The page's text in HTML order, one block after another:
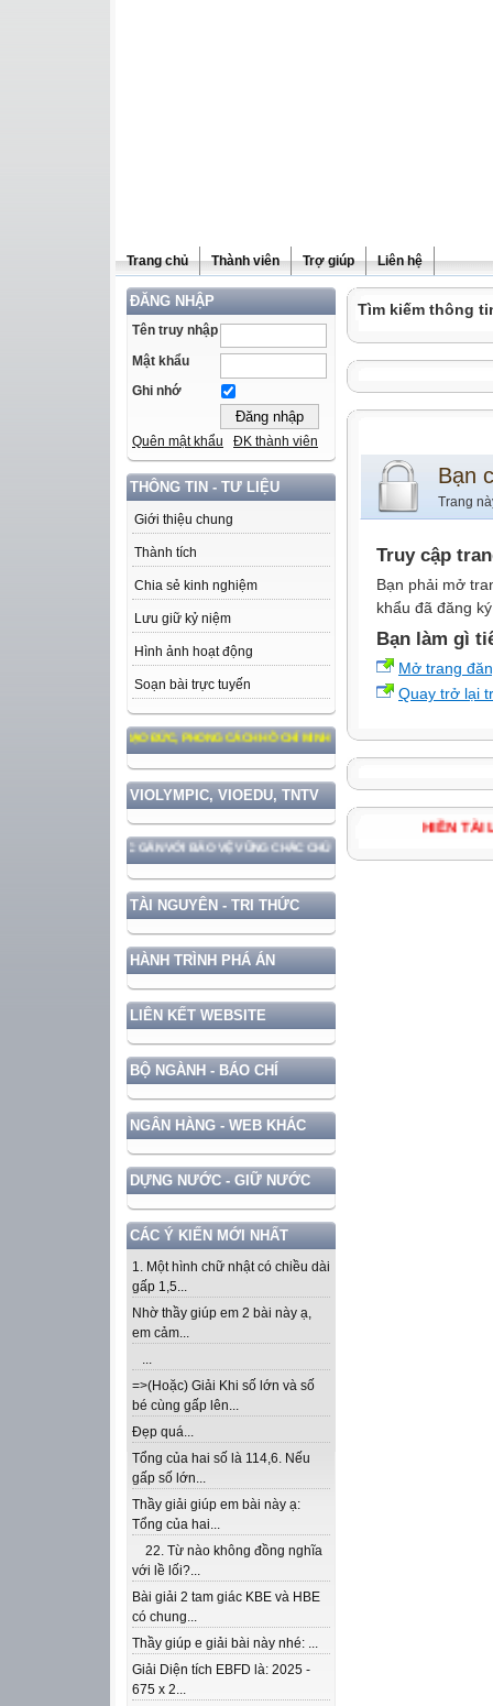
Trang chủ Thành viên Trợ giúp Liên hệ
ĐĂNG NHẬP
Tên truy nhập
Mật khẩu
Ghi nhớ
Quên mật khẩu ĐK thành viên
THÔNG TIN - TƯ LIỆU
Giới thiệu chung
Thành tích
Chia sẻ kinh nghiệm
Lưu giữ kỷ niệm
Hình ảnh hoạt động
Soạn bài trực tuyến
TƯ TƯỞNG, ĐẠO ĐỨC, PHONG CÁCH HỒ CHÍ MINH
VIOLYMPIC, VIOEDU, TNTV
TRIỂN ĐẤT NƯỚC GẮN VỚI BẢO VỆ VỮNG CHẮC CHỦ QUYỀN VÀ ĐỘC LẬP DÂN TỘC!
TÀI NGUYÊN - TRI THỨC
HÀNH TRÌNH PHÁ ÁN
LIÊN KẾT WEBSITE
BỘ NGÀNH - BÁO CHÍ
NGÂN HÀNG - WEB KHÁC
DỰNG NƯỚC - GIỮ NƯỚC
CÁC Ý KIẾN MỚI NHẤT
1. Một hình chữ nhật có chiều dài
gấp 1,5...
Nhờ thầy giúp em 2 bài này ạ,
em cảm...
...
=>(Hoặc) Giải Khi số lớn và số
bé cùng gấp lên...
Đẹp quá...
Tổng của hai số là 114,6. Nếu
gấp số lớn...
Thầy giải giúp em bài này ạ:
Tổng của hai...
22. Từ nào không đồng nghĩa
với lề lối?...
Bài giải 2 tam giác KBE và HBE
có chung...
Thầy giúp e giải bài này nhé: ...
Giải Diện tích EBFD là: 2025 -
675 x 2...
Tìm kiếm thông
Bạn
Trang
Truy cập
Bạn phải mở
khẩu đã đăng
Bạn làm gì
Mở trang
Quay trở lại
HIỀN